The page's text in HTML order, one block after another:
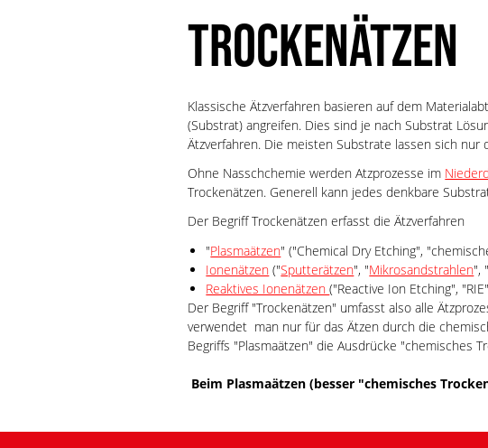
TROCKENÄTZEN
Klassische Ätzverfahren basieren auf dem
(Substrat) angreifen. Dies sind je nach Substrat
Ätzverfahren. Die meisten Substrate lassen sich
Ohne Nasschchemie werden Atzprozesse im
Trockenätzen. Generell kann jedes denkbare
Der Begriff Trockenätzen erfasst die Ätzverfahren
"Plasmaätzen" ("Chemical Dry Etching",
Ionenätzen ("Sputterätzen", "Mikrosandstrahlen",
Reaktives Ionenätzen("Reactive Ion Etching",
Der Begriff "Trockenätzen" umfasst also alle
verwendet man nur für das Ätzen durch die
Begriffs "Plasmaätzen" die Ausdrücke "chemisches
Beim Plasmaätzen (besser "chemisches